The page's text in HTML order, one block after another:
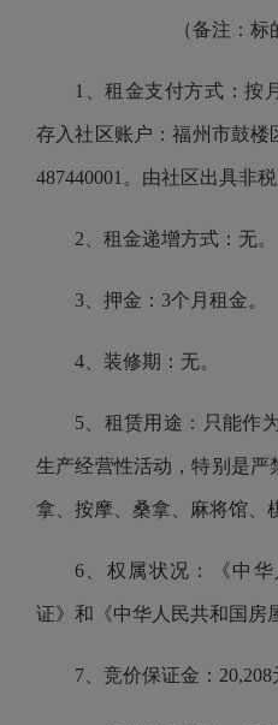
（备注：标
1、租金支付方式：按
存入社区账户：福州市鼓楼
487440001。由社区出具非税
2、租金递增方式：无。
3、押金：3个月租金。
4、装修期：无。
5、租赁用途：只能作
生产经营性活动，特别是严
拿、按摩、桑拿、麻将馆、
6、权属状况：《中
证》和《中华人民共和国房
7、竞价保证金：20,208